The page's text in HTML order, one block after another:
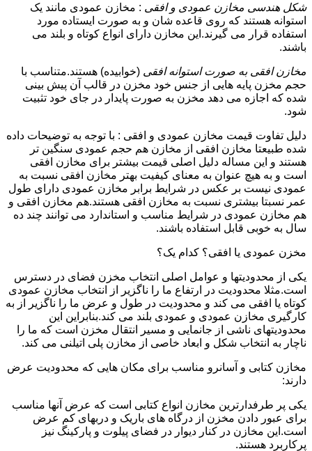
شکل هندسی مخازن عمودی و افقی : مخازن عمودی مانند یک
استوانه هستند که روی قاعده شان و به صورت ایستاده مورد
استفاده قرار می گیرند.این مخازن دارای انواع کوتاه و بلند می
باشند.
مخازن افقی به صورت استوانه افقی (خوابیده) هستند.متناسب با
حجم مخزن پایه هایی از جنس خود مخزن در قالب آن پیش بینی
شده که اجازه می دهد مخزن به صورت پایدار در جای خود تثبیت
شود.
دلیل تفاوت قیمت مخازن عمودی و افقی : با توجه به توضیحات داده
شده طبیعتا مخازن افقی از مخازن هم حجم عمودی سنگین تر
هستند و این مساله دلیل اصلی قیمت بیشتر برای مخازن افقی
است و به هیچ عنوان به معنای کیفیت بهتر مخازن افقی نسبت به
عمودی نیست بر عکس در شرایط برابر مخازن عمودی دارای طول
عمر نسبتا بیشتری نسبت به مخازن افقی هستند.هم مخازن افقی و
هم مخازن عمودی در شرایط مناسب و استاندارد می توانند چند ده
سال به خوبی قابل استفاده باشند.
مخزن عمودی یا افقی؟ کدام یک؟
یکی از محدودیتها و عوامل اصلی انتخاب مخزن فضای در دسترس
است.مثلا محدودیت در ارتفاع ما را ناگزیر از انتخاب مخازن عمودی
کوتاه یا افقی می کند و محدودیت در طول و عرض ما را ناگزیر از به
کارگیری مخازن عمودی و عمودی بلند می کند.بنابراین این
محدودیتهای ناشی از جانمایی و مسیر انتقال مخزن است که ما را
ناچار به انتخاب شکل و ابعاد خاصی از مخازن پلی اتیلنی می کند.
مخازن کتابی و آسانرو مناسب برای مکان هایی که محدودیت عرض
دارند:
یکی پر طرفدارترین مخازن انواع کتابی است که عرض آنها مناسب
برای عبور دادن مخزن از درگاه های باریک و دربهای کم عرض
است.این مخازن در کنار دیوار در فضای پیلوت و پارکینگ نیز
پرکاربرد هستند.